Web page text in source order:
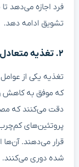
فرد اجازه می‌دهد
تشویق ادامه دهد.
۲. تغذیه متعادل و مناسب
تغذیه یکی از
که موفق به کاهش
دقت می‌کنند که
پروتئین‌های
قرار می‌دهند. آن‌ها
شده دوری می‌کنند.